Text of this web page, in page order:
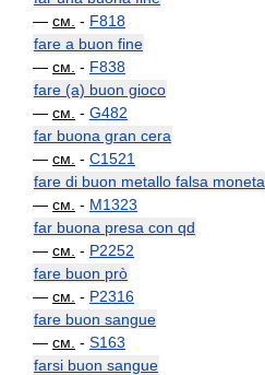
— см. - F818
fare a buon fine
— см. - F838
fare (a) buon gioco
— см. - G482
far buona gran cera
— см. - C1521
fare di buon metallo falsa moneta
— см. - M1323
far buona presa con qd
— см. - P2252
fare buon prò
— см. - P2316
fare buon sangue
— см. - S163
farsi buon sangue